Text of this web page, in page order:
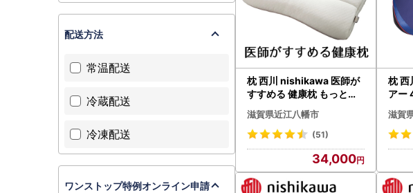
枕 西川 nishikawa 医師が
すすめる 健康枕 もっと肩
楽寝 プレミアム 高め P22
6W まくら
滋賀県近江八幡市
(51)
34,000
枕
アー
ク
滋賀
配送方法
常温配送
冷蔵配送
冷凍配送
ワンストップ特例オンライン申請